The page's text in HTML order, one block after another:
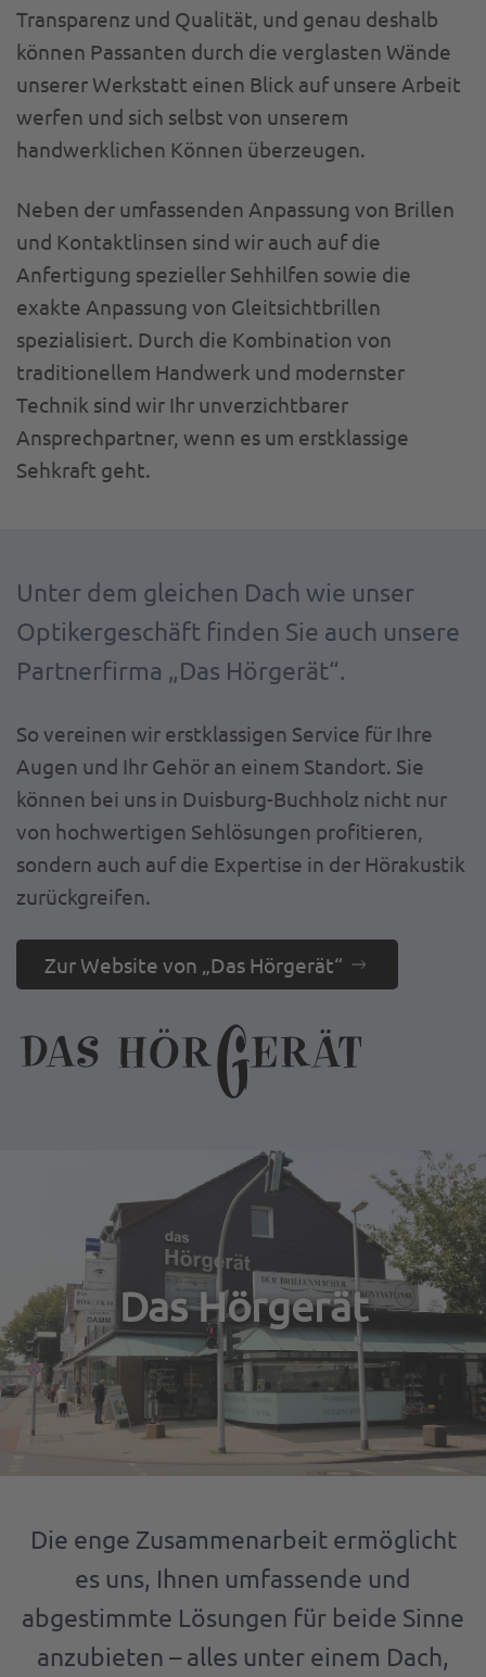
Transparenz und Qualität, und genau deshalb
können Passanten durch die verglasten Wände
unserer Werkstatt einen Blick auf unsere Arbeit
werfen und sich selbst von unserem
handwerklichen Können überzeugen.
Neben der umfassenden Anpassung von Brillen
und Kontaktlinsen sind wir auch auf die
Anfertigung spezieller Sehhilfen sowie die
exakte Anpassung von Gleitsichtbrillen
spezialisiert. Durch die Kombination von
traditionellem Handwerk und modernster
Technik sind wir Ihr unverzichtbarer
Ansprechpartner, wenn es um erstklassige
Sehkraft geht.
Unter dem gleichen Dach wie unser
Optikergeschäft finden Sie auch unsere
Partnerfirma „Das Hörgerät“.
So vereinen wir erstklassigen Service für Ihre
Augen und Ihr Gehör an einem Standort. Sie
können bei uns in Duisburg-Buchholz nicht nur
von hochwertigen Sehlösungen profitieren,
sondern auch auf die Expertise in der Hörakustik
zurückgreifen.
Zur Website von „Das Hörgerät“
Das Hörgerät
Die enge Zusammenarbeit ermöglicht
es uns, Ihnen umfassende und
abgestimmte Lösungen für beide Sinne
anzubieten – alles unter einem Dach,